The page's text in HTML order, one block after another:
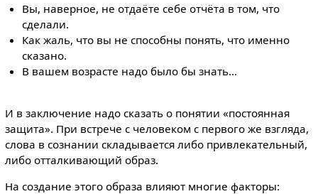
Вы, наверное, не отдаёте себе отчёта в том, что
сделали.
Как жаль, что вы не способны понять, что именно
сказано.
В вашем возрасте надо было бы знать…
И в заключение надо сказать о понятии «постоянная
защита». При встрече с человеком с первого же взгляда,
слова в сознании складывается либо привлекательный,
либо отталкивающий образ.
На создание этого образа влияют многие факторы: